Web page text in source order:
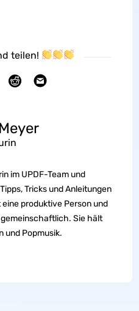
teilen!
im UPDF-Team und
Tricks und Anleitungen
produktive Person und
Sie hält
und Popmusik.